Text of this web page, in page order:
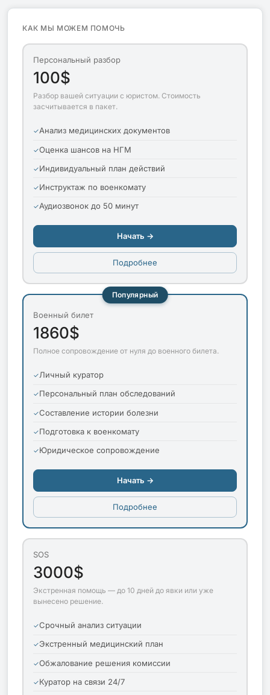
КАК МЫ МОЖЕМ ПОМОЧЬ
Персональный разбор
100$
Разбор вашей ситуации с юристом. Стоимость
засчитывается в пакет.
Анализ медицинских документов
Оценка шансов на НГМ
Индивидуальный план действий
Инструктаж по военкомату
Аудиозвонок до 50 минут
Начать →
Подробнее
Популярный
Военный билет
1860$
Полное сопровождение от нуля до военного билета.
Личный куратор
Персональный план обследований
Составление истории болезни
Подготовка к военкомату
Юридическое сопровождение
Начать →
Подробнее
SOS
3000$
Экстренная помощь — до 10 дней до явки или уже
вынесено решение.
Срочный анализ ситуации
Экстренный медицинский план
Обжалование решения комиссии
Куратор на связи 24/7